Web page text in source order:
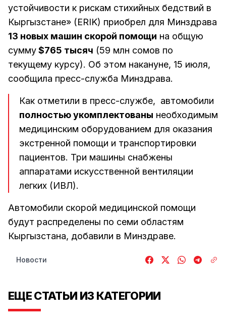
устойчивости к рискам стихийных бедствий в
Кыргызстане» (ERIK) приобрел для Минздрава
13 новых машин скорой помощи на общую
сумму$765 тысяч (59 млн сомов по
текущему курсу). Об этом накануне, 15 июля,
сообщила пресс-служба Минздрава.
Как отметили в пресс-службе, автомобили
полностью укомплектованы необходимым
медицинским оборудованием для оказания
экстренной помощи и транспортировки
пациентов. Три машины снабжены
аппаратами искусственной вентиляции
легких (ИВЛ).
Автомобили скорой медицинской помощи
будут распределены по семи областям
Кыргызстана, добавили в Минздраве.
Новости
ЕЩЕ СТАТЬИ ИЗ КАТЕГОРИИ